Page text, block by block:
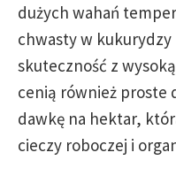
dużych wahań
chwasty w kukurydzy
skuteczność z
cenią również proste
dawkę na hektar,
cieczy roboczej i